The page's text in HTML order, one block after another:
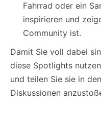
Fahrrad oder ein
inspirieren und
Community ist.
Damit Sie voll dabei
diese Spotlights
und teilen Sie sie in
Diskussionen